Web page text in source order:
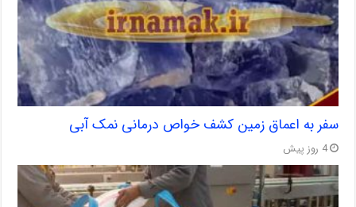
سفر به اعماق زمین کشف خواص درمانی نمک آبی
4 روز پیش